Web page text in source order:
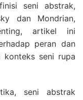
seni abstrak,
dan Mondrian,
artikel ini
peran dan
konteks seni rupa
seni abstrak